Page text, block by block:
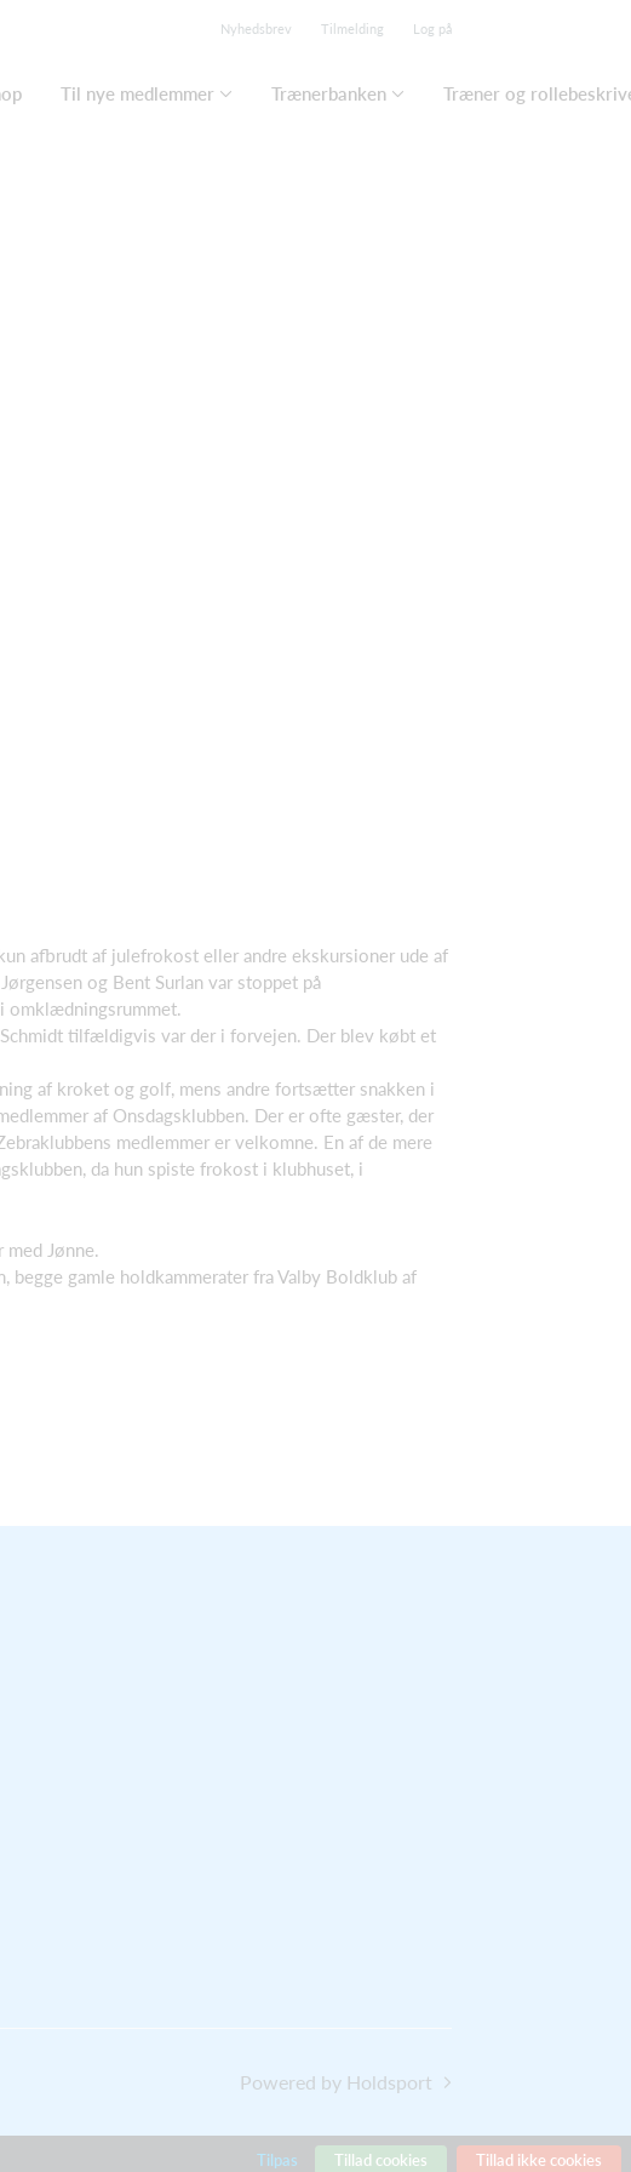
Nyhedsbrev Tilmelding Log på
Til nye medlemmer Trænerbanken Træner og
afbrudt af julefrokost eller andre ekskursioner ude af
og Bent Surlan var stoppet på
omklædningsrummet.
tilfældigvis var der i forvejen. Der blev købt et
af kroket og golf, mens andre fortsætter snakken i
af Onsdagsklubben. Der er ofte gæster, der
medlemmer er velkomne. En af de mere
da hun spiste frokost i klubhuset, i
Jønne.
gamle holdkammerater fra Valby Boldklub af
Powered by Holdsport
Tillad ikke cookies
Tillad cookies
Tilpas